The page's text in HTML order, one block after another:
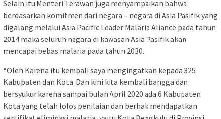
Selain itu Menteri Terawan juga menyampaikan bahwa
berdasarkan komitmen dari negara – negara di Asia Pasifik yang
digalang melalui Asia Pacific Leader Malaria Aliance pada tahun
2014 maka seluruh negara di kawasan Asia Pasifik akan
mencapai bebas malaria pada tahun 2030.
“Oleh Karena itu kembali saya mengingatkan kepada 325
Kabupaten dan Kota. Dan kini kita kembali bangga dan
bersyukur karena sampai bulan April 2020 ada 6 Kabupaten
Kota yang telah lolos penilaian dan berhak mendapatkan